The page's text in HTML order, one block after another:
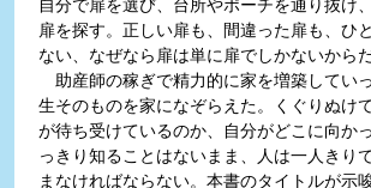
扉を探す。正しい扉も、間違った扉も、ひ
ない、なぜなら扉は単に扉でしかないからだ
助産師の稼ぎで精力的に家を増築してい
生そのものを家になぞらえた。くぐりぬけ
が待ち受けているのか、自分がどこに向か
っきり知ることはないまま、人は一人きり
まなければならない。本書のタイトルが示